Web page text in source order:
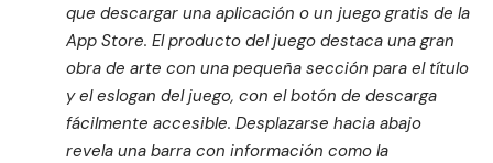
que descargar una aplicación o un juego gratis de la
App Store. El producto del juego destaca una gran
obra de arte con una pequeña sección para el título
y el eslogan del juego, con el botón de descarga
fácilmente accesible. Desplazarse hacia abajo
revela una barra con información como la